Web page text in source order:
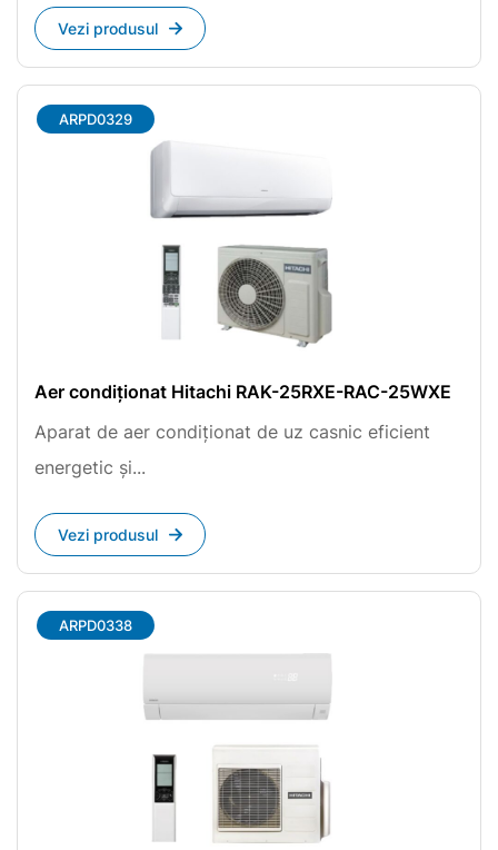
Vezi produsul
Aer condiționat Hitachi RAK-25RXE-RAC-25WXE
Aparat de aer condiționat de uz casnic eficient
energetic și...
ARPD0329
Vezi produsul
ARPD0338